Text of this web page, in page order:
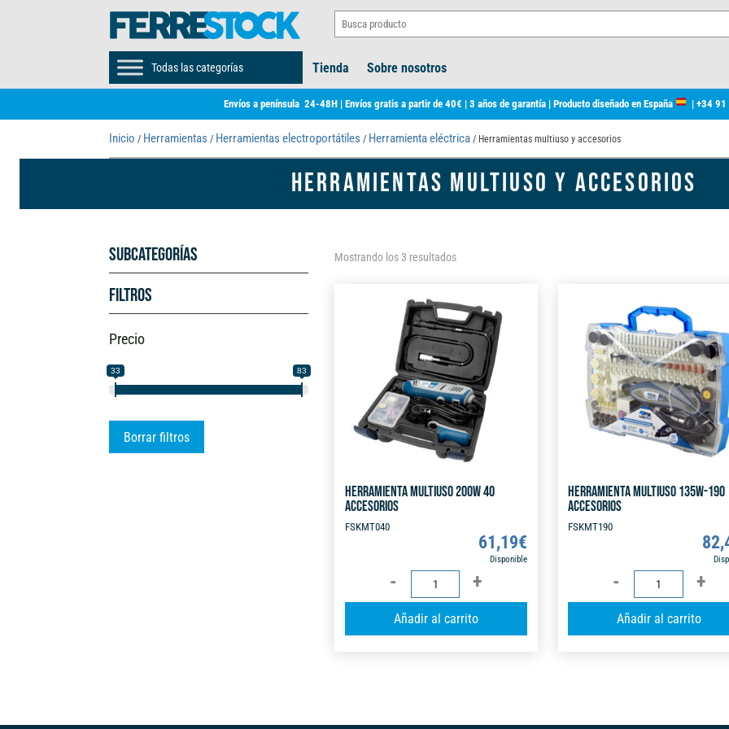
Todas las categorías Tienda Sobre nosotros
Envíos a península 24-48H | Envíos gratis a partir de 40€ | 3 años de garantía | Producto diseñado en España | +34
Inicio / Herramientas / Herramientas electroportátiles / Herramienta eléctrica / Herramientas multiuso y accesorios
HERRAMIENTAS MULTIUSO Y ACCESORIOS
Subcategorías
Filtros
Precio
33 83
Borrar filtros
Mostrando los 3 resultadosOrdenado
los
últimos
HERRAMIENTA MULTIUSO 200W 40
ACCESORIOS
FSKMT040
61,19€
Disponible
HERRAMIENTA
MULTIUSO
200W
40
Añadir al carrito
HERRAMIENTA MULTIUSO 135W-190
ACCESORIOS
FSKMT190
HERRAMIENTA
MULTIUSO
135W-
190
Añadir al carrito